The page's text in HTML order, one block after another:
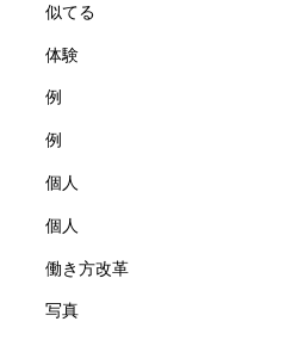
似てる
体験
例
例
個人
個人
働き方改革
写真